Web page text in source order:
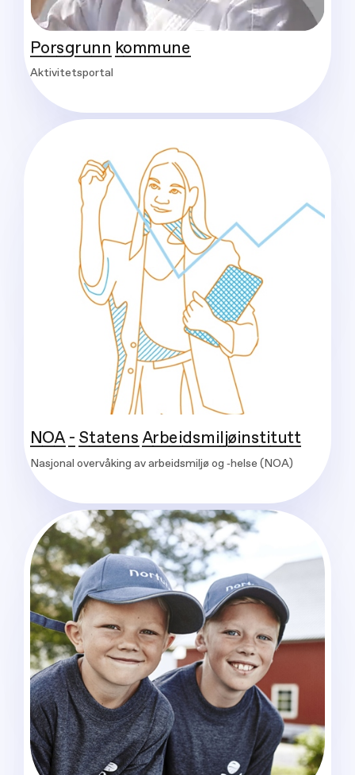
Porsgrunn kommune
Aktivitetsportal
NOA - Statens Arbeidsmiljøinstitutt
Nasjonal overvåking av arbeidsmiljø og ‑helse (NOA)